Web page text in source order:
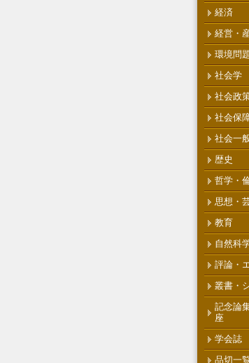
経済
経営・
環境問
社会学
社会政
社会保
社会一
歴史
哲学・
思想・
教育
自然科
評論・
叢書・
記念論
座
学会誌
品切一